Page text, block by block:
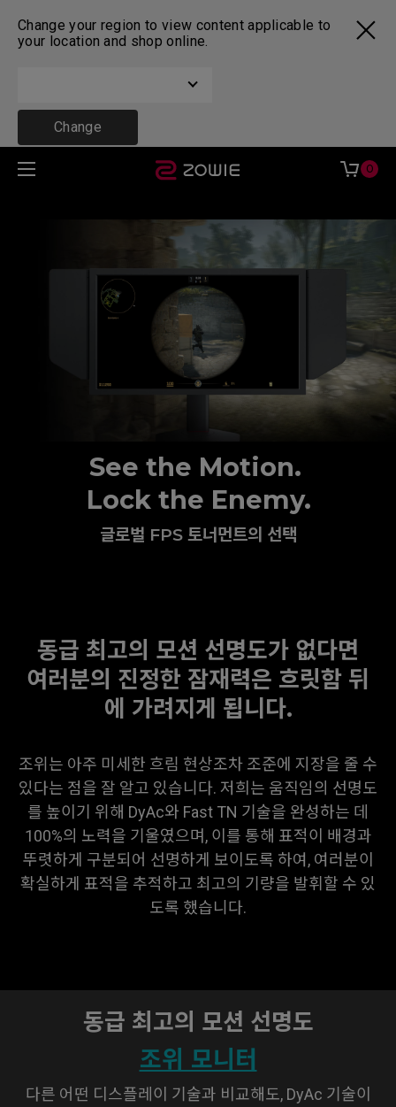
Change your region to view content applicable to
your location and shop online.
Change
0
See the Motion.
Lock the Enemy.
글로벌 FPS 토너먼트의 선택
동급 최고의 모션 선명도가 없다면
여러분의 진정한 잠재력은 흐릿함 뒤
에 가려지게 됩니다.
조위는 아주 미세한 흐림 현상조차 조준에 지장을 줄 수
있다는 점을 잘 알고 있습니다. 저희는 움직임의 선명도
를 높이기 위해 DyAc와 Fast TN 기술을 완성하는 데
100%의 노력을 기울였으며, 이를 통해 표적이 배경과
뚜렷하게 구분되어 선명하게 보이도록 하여, 여러분이
확실하게 표적을 추적하고 최고의 기량을 발휘할 수 있
도록 했습니다.
동급 최고의 모션 선명도
조위 모니터
다른 어떤 디스플레이 기술과 비교해도, DyAc 기술이